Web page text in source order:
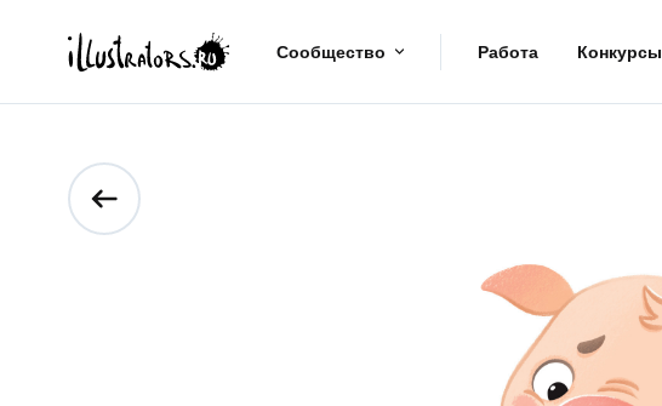
Сообщество Работа Конкурсы